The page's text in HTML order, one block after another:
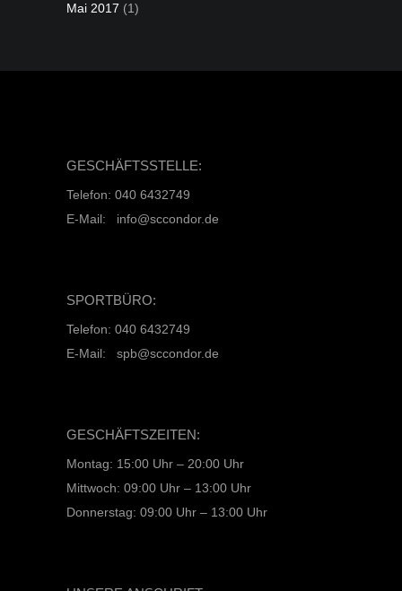
Mai 2017 (1)
GESCHÄFTSSTELLE:
Telefon: 040 6432749
E-Mail: info@sccondor.de
SPORTBÜRO:
Telefon: 040 6432749
E-Mail: spb@sccondor.de
GESCHÄFTSZEITEN:
Montag: 15:00 Uhr – 20:00 Uhr
Mittwoch: 09:00 Uhr – 13:00 Uhr
Donnerstag: 09:00 Uhr – 13:00 Uhr